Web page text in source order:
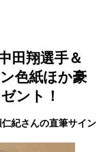
田翔選手＆
色紙ほか豪
ント！
紀さんの直筆サイン